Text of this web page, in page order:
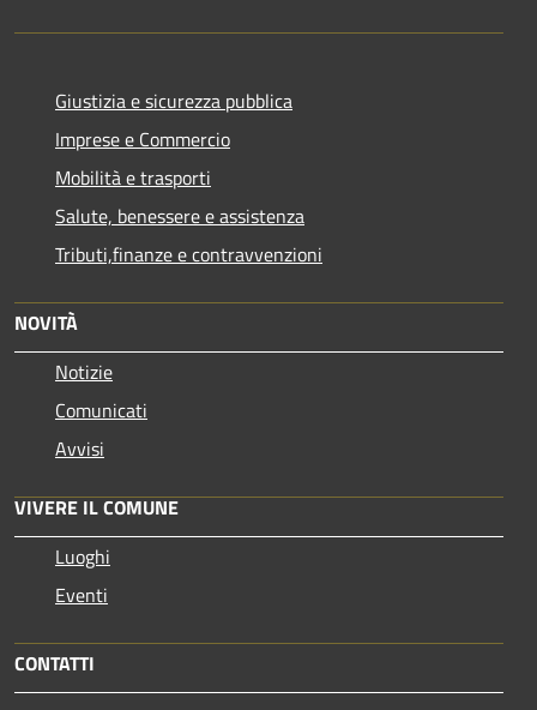
Giustizia e sicurezza pubblica
Imprese e Commercio
Mobilità e trasporti
Salute, benessere e assistenza
Tributi,finanze e contravvenzioni
NOVITÀ
Notizie
Comunicati
Avvisi
VIVERE IL COMUNE
Luoghi
Eventi
CONTATTI